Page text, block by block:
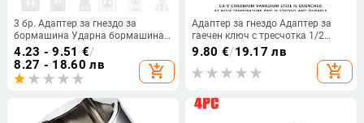
3 бр. Адаптер за гнездо за
бормашина Ударна бормашина
Удължителни свредла Адаптер
за гнездо за щанга 1/4 3/8 1/2
Размер Шестостенно опашка
Свредло с квадратна глава
4.23 - 9.51 €/
8.27 - 18.60 лв
add_shopping_cart
Адаптер за гнездо Адаптер за
гаечен ключ с тресчотка 1/2
завъртане с голяма мушка 3/8
завъртане със средна мушка 1/4
с малка мушка CR-V Хром-
9.80 €/19.17 лв
add_shopping_cart